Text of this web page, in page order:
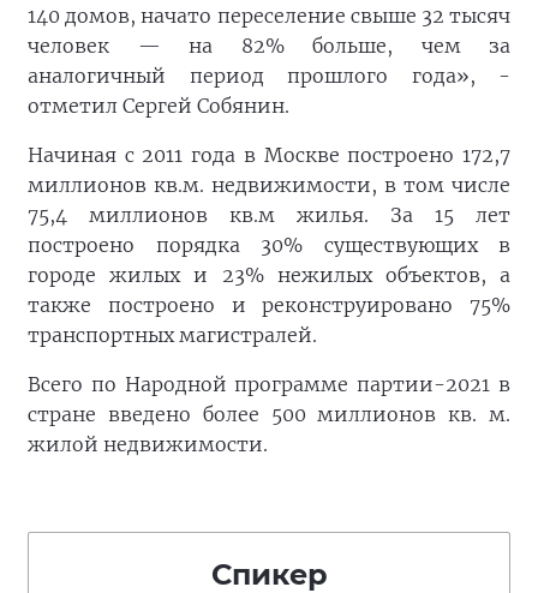
140 домов, начато переселение свыше 32 тысяч
человек — на 82% больше, чем за
аналогичный период прошлого года», -
отметил Сергей Собянин.
Начиная с 2011 года в Москве построено 172,7
миллионов кв.м. недвижимости, в том числе
75,4 миллионов кв.м жилья. За 15 лет
построено порядка 30% существующих в
городе жилых и 23% нежилых объектов, а
также построено и реконструировано 75%
транспортных магистралей.
Всего по Народной программе партии-2021 в
стране введено более 500 миллионов кв. м.
жилой недвижимости.
Спикер